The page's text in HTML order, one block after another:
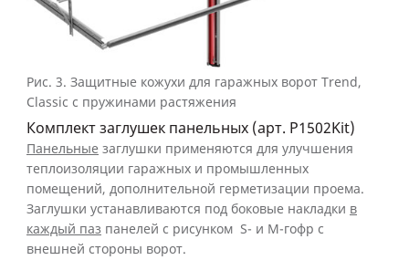
Рис. 3. Защитные кожухи для гаражных ворот Trend,
Classic с пружинами растяжения
Комплект заглушек панельных (арт. P1502Kit)
Панельныезаглушки применяются для улучшения
теплоизоляции гаражных и промышленных
помещений, дополнительной герметизации проема.
Заглушки устанавливаются под боковые накладки в
каждый паз панелей с рисунком S- и М-гофр с
внешней стороны ворот.